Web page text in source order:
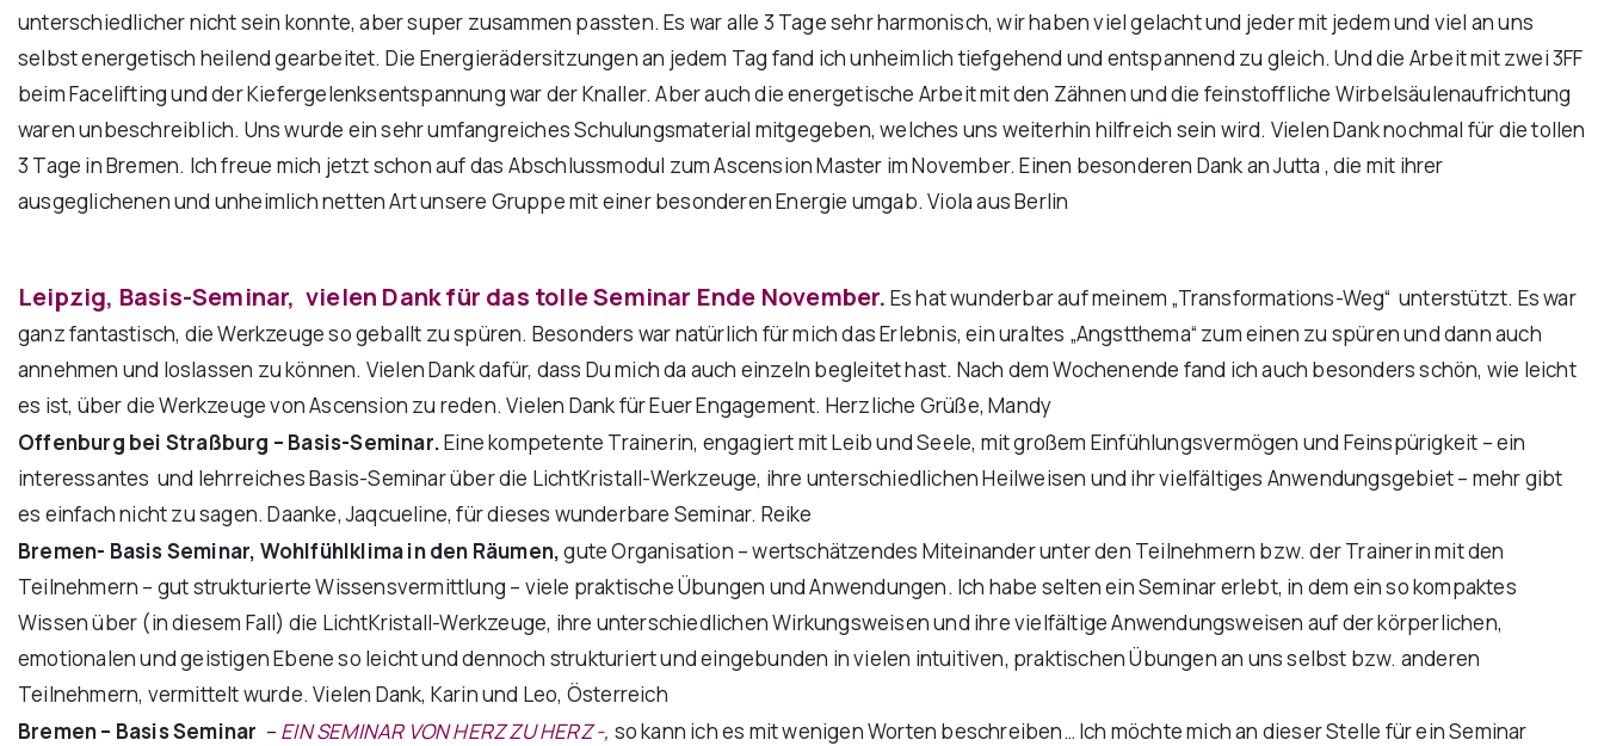
unterschiedlicher nicht sein konnte, aber super zusammen passten. Es war alle 3 Tage sehr harmonisch, wir haben viel gelacht und jeder mit jedem und viel an uns
selbst energetisch heilend gearbeitet. Die Energierädersitzungen an jedem Tag fand ich unheimlich tiefgehend und entspannend zu gleich. Und die Arbeit mit zwei 3FF
beim Facelifting und der Kiefergelenksentspannung war der Knaller. Aber auch die energetische Arbeit mit den Zähnen und die feinstoffliche Wirbelsäulenaufrichtung
waren unbeschreiblich. Uns wurde ein sehr umfangreiches Schulungsmaterial mitgegeben, welches uns weiterhin hilfreich sein wird. Vielen Dank nochmal für die tollen
3 Tage in Bremen. Ich freue mich jetzt schon auf das Abschlussmodul zum Ascension Master im November. Einen besonderen Dank an Jutta , die mit ihrer
ausgeglichenen und unheimlich netten Art unsere Gruppe mit einer besonderen Energie umgab. Viola aus Berlin
Leipzig, Basis-Seminar, vielen Dank für das tolle Seminar Ende November. Es hat wunderbar auf meinem „Transformations-Weg“ unterstützt. Es war
ganz fantastisch, die Werkzeuge so geballt zu spüren. Besonders war natürlich für mich das Erlebnis, ein uraltes „Angstthema“ zum einen zu spüren und dann auch
annehmen und loslassen zu können. Vielen Dank dafür, dass Du mich da auch einzeln begleitet hast. Nach dem Wochenende fand ich auch besonders schön, wie leicht
es ist, über die Werkzeuge von Ascension zu reden. Vielen Dank für Euer Engagement. Herzliche Grüße, Mandy
Offenburg bei Straßburg – Basis-Seminar.Eine kompetente Trainerin, engagiert mit Leib und Seele, mit großem Einfühlungsvermögen und Feinspürigkeit – ein
interessantes und lehrreiches Basis-Seminar über die LichtKristall-Werkzeuge, ihre unterschiedlichen Heilweisen und ihr vielfältiges Anwendungsgebiet – mehr gibt
es einfach nicht zu sagen. Daanke, Jaqcueline, für dieses wunderbare Seminar. Reike
Bremen- Basis Seminar, Wohlfühlklima in den Räumen,gute Organisation – wertschätzendes Miteinander unter den Teilnehmern bzw. der Trainerin mit den
Teilnehmern – gut strukturierte Wissensvermittlung – viele praktische Übungen und Anwendungen. Ich habe selten ein Seminar erlebt, in dem ein so kompaktes
Wissen über (in diesem Fall) die LichtKristall-Werkzeuge, ihre unterschiedlichen Wirkungsweisen und ihre vielfältige Anwendungsweisen auf der körperlichen,
emotionalen und geistigen Ebene so leicht und dennoch strukturiert und eingebunden in vielen intuitiven, praktischen Übungen an uns selbst bzw. anderen
Teilnehmern, vermittelt wurde. Vielen Dank, Karin und Leo, Österreich
Bremen – Basis Seminar – EIN SEMINAR VON HERZ ZU HERZ -, so kann ich es mit wenigen Worten beschreiben… Ich möchte mich an dieser Stelle für ein Seminar